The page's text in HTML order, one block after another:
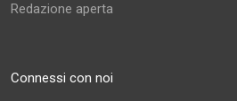
Redazione aperta
Connessi con noi